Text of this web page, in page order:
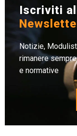
Iscriviti
Notizie,
rimanere
e normative